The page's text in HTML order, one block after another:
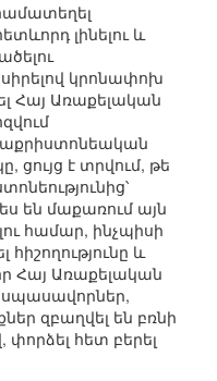
լինելու և
կրոնափոխ
Հայ Առաքելական
է տրվում, թե
են մաքառում այն
համար, ինչպիսի
և
Հայ Առաքելական
սպասավորներ,
զբաղվել են բռնի
հետ բերել